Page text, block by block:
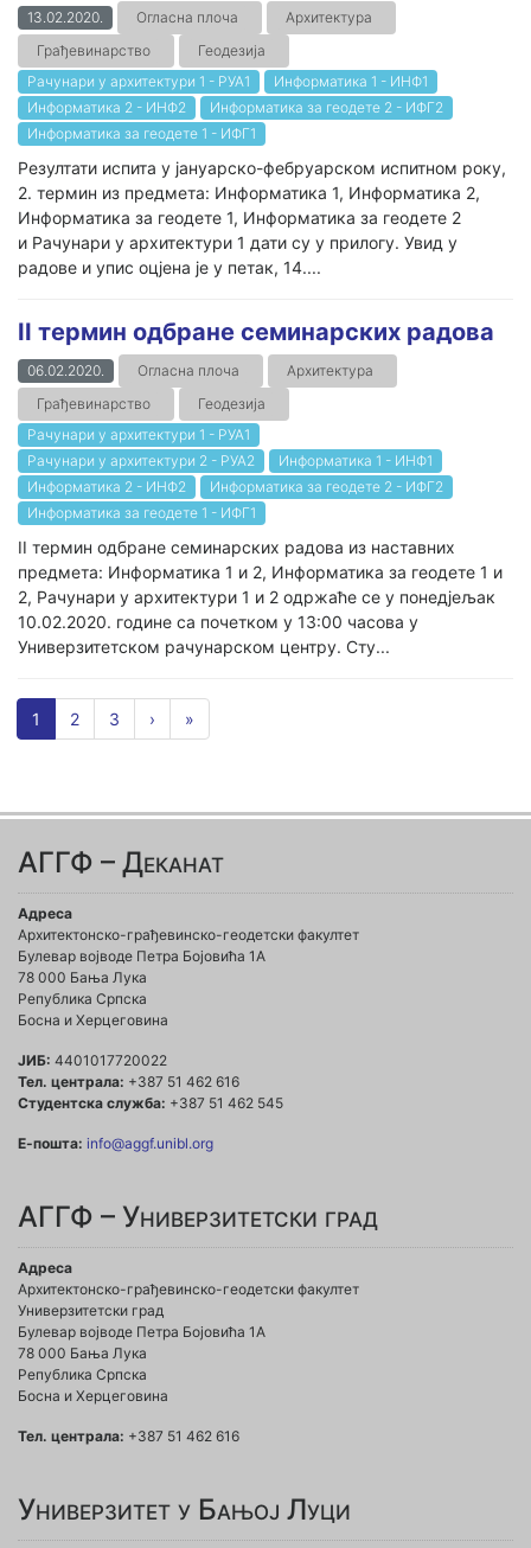
13.02.2020. Огласна плоча
Архитектура
Грађевинарство
Геодезија
Рачунари у архитектури 1 - РУА1
Информатика 1 - ИНФ1
Информатика 2 - ИНФ2
Информатика за геодете 2 - ИФГ2
Информатика за геодете 1 - ИФГ1
Резултати испита у јануарско-фебруарском испитном року,
2. термин из предмета: Информатика 1, Информатика 2,
Информатика за геодете 1, Информатика за геодете 2
и Рачунари у архитектури 1 дати су у прилогу. Увид у
радове и упис оцјена је у петак, 14....
II термин одбране семинарских радова
06.02.2020. Огласна плоча
Архитектура
Грађевинарство
Геодезија
Рачунари у архитектури 1 - РУА1
Рачунари у архитектури 2 - РУА2
Информатика 1 - ИНФ1
Информатика 2 - ИНФ2
Информатика за геодете 2 - ИФГ2
Информатика за геодете 1 - ИФГ1
II термин одбране семинарских радова из наставних
предмета: Информатика 1 и 2, Информатика за геодете 1 и
2, Рачунари у архитектури 1 и 2 одржаће се у понедјељак
10.02.2020. године са почетком у 13:00 часова у
Универзитетском рачунарском центру. Сту...
1 2 3 › »
АГГФ – Деканат
Адреса
Архитектонско-грађевинско-геодетски факултет
Булевар војводе Петра Бојовића 1A
78 000 Бања Лука
Република Српска
Босна и Херцеговина
ЈИБ: 4401017720022
Тел. централа: +387 51 462 616
Студентска служба: +387 51 462 545
Е-пошта: info@aggf.unibl.org
АГГФ – Универзитетски град
Адреса
Архитектонско-грађевинско-геодетски факултет
Универзитетски град
Булевар војводе Петра Бојовића 1A
78 000 Бања Лука
Република Српска
Босна и Херцеговина
Тел. централа: +387 51 462 616
Универзитет у Бањој Луци